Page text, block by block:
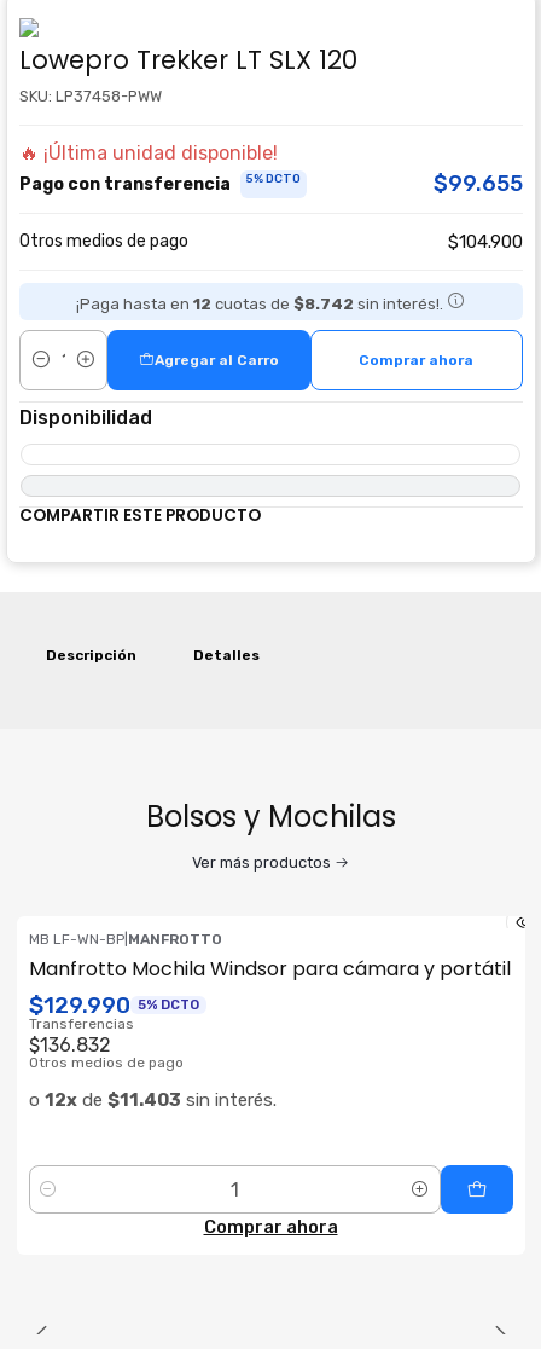
Lowepro Trekker LT SLX 120
SKU: LP37458-PWW
🔥 ¡Última unidad disponible!
Pago con transferencia 5% DCTO $99.655
Otros medios de pago $104.900
¡Paga hasta en 12 cuotas de $8.742 sin interés!.
Cantidad
Agregar al Carro Comprar ahora
Disponibilidad
COMPARTIR ESTE PRODUCTO
Descripción Detalles
Bolsos y Mochilas
Ver más productos
MB LF-WN-BP| MANFROTTO
Manfrotto Mochila Windsor para cámara y portátil
$129.990 5% DCTO
Transferencias
$136.832
Otros medios de pago
o 12xde $11.403 sin interés.
Cantidad
Comprar ahora